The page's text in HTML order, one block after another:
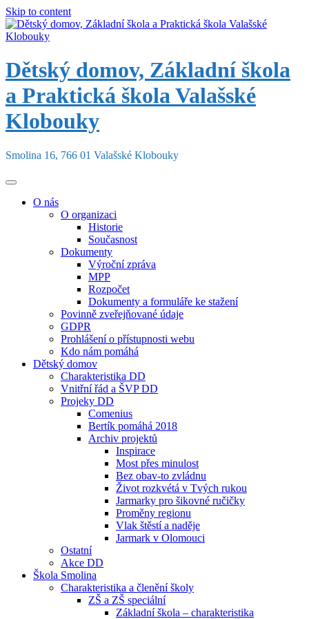
Skip to content
Dětský domov, Základní škola
a Praktická škola Valašské
Klobouky
Smolina 16, 766 01 Valašské Klobouky
O nás
O organizaci
Historie
Současnost
Dokumenty
Výroční zpráva
MPP
Rozpočet
Dokumenty a formuláře ke stažení
Povinně zveřejňované údaje
GDPR
Prohlášení o přístupnosti webu
Kdo nám pomáhá
Dětský domov
Charakteristika DD
Vnitřní řád a ŠVP DD
Projeky DD
Comenius
Bertík pomáhá 2018
Archiv projektů
Inspirace
Most přes minulost
Bez obav-to zvládnu
Život rozkvétá v Tvých rukou
Jarmarky pro šikovné ručičky
Proměny regionu
Vlak štěstí a naděje
Jarmark v Olomouci
Ostatní
Akce DD
Škola Smolina
Charakteristika a členění školy
ZŠ a ZŠ speciální
Základní škola – charakteristika